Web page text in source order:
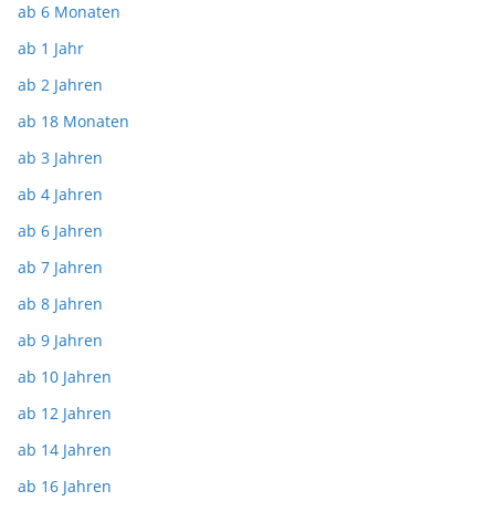
ab 6 Monaten
ab 1 Jahr
ab 2 Jahren
ab 18 Monaten
ab 3 Jahren
ab 4 Jahren
ab 6 Jahren
ab 7 Jahren
ab 8 Jahren
ab 9 Jahren
ab 10 Jahren
ab 12 Jahren
ab 14 Jahren
ab 16 Jahren